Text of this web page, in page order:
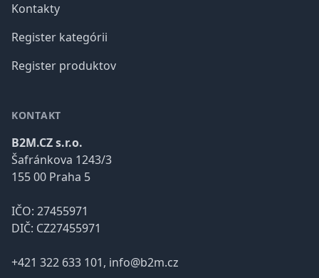
Kontakty
Register kategórii
Register produktov
KONTAKT
B2M.CZ s.r.o.
Šafránkova 1243/3
155 00 Praha 5
IČO: 27455971
DIČ: CZ27455971
+421 322 633 101, info@b2m.cz